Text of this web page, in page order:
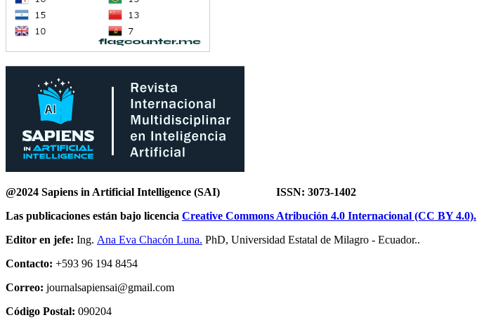
@2024 Sapiens in Artificial Intelligence (SAI) ISSN: 3073-1402
Las publicaciones están bajo licencia Creative Commons Atribución 4.0 Internacional (CC BY 4.0).
Editor en jefe: Ing. Ana Eva Chacón Luna. PhD, Universidad Estatal de Milagro - Ecuador..
Contacto: +593 96 194 8454
Correo: journalsapiensai@gmail.com
Código Postal: 090204